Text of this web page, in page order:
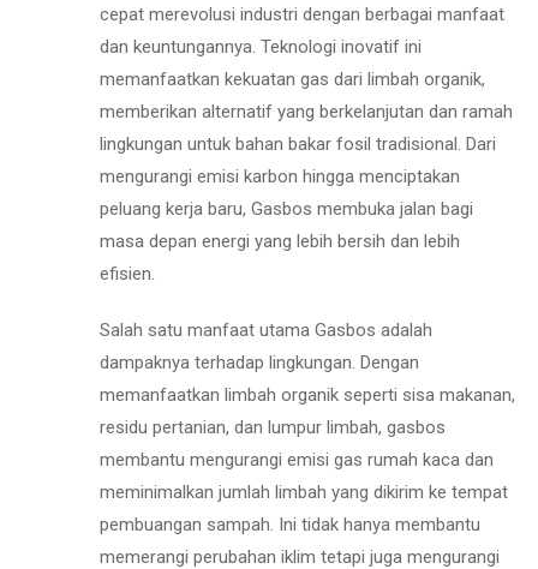
cepat merevolusi industri dengan berbagai manfaat
dan keuntungannya. Teknologi inovatif ini
memanfaatkan kekuatan gas dari limbah organik,
memberikan alternatif yang berkelanjutan dan ramah
lingkungan untuk bahan bakar fosil tradisional. Dari
mengurangi emisi karbon hingga menciptakan
peluang kerja baru, Gasbos membuka jalan bagi
masa depan energi yang lebih bersih dan lebih
efisien.
Salah satu manfaat utama Gasbos adalah
dampaknya terhadap lingkungan. Dengan
memanfaatkan limbah organik seperti sisa makanan,
residu pertanian, dan lumpur limbah, gasbos
membantu mengurangi emisi gas rumah kaca dan
meminimalkan jumlah limbah yang dikirim ke tempat
pembuangan sampah. Ini tidak hanya membantu
memerangi perubahan iklim tetapi juga mengurangi